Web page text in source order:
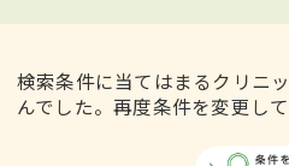
検索条件に当てはまるクリニ
んでした。再度条件を変更し